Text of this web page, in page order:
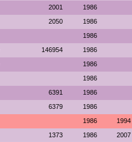
2001 1986
2050 1986
1986
146954 1986
1986
1986
6391 1986
6379 1986
1986 1994
1373 1986 2007